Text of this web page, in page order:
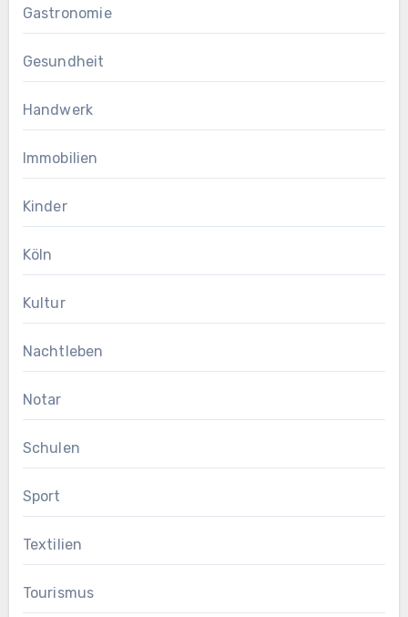
Gastronomie
Gesundheit
Handwerk
Immobilien
Kinder
Köln
Kultur
Nachtleben
Notar
Schulen
Sport
Textilien
Tourismus